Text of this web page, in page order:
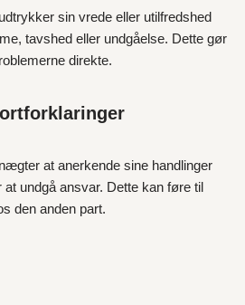
sin vrede eller utilfredshed
tavshed eller undgåelse. Dette gør
direkte.
at anerkende sine handlinger
undgå ansvar. Dette kan føre til
den anden part.